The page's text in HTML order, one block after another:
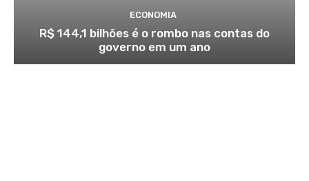
ECONOMIA
R$ 144,1 bilhões é o rombo nas contas do
governo em um ano